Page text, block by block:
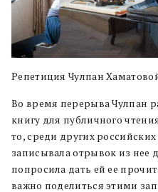
Репетиция Чулпан
Во время перерыва Чулпан
книгу для публичного
то, среди других
записывала отрывок из нее
попросила дать ей ее
важно поделиться этими